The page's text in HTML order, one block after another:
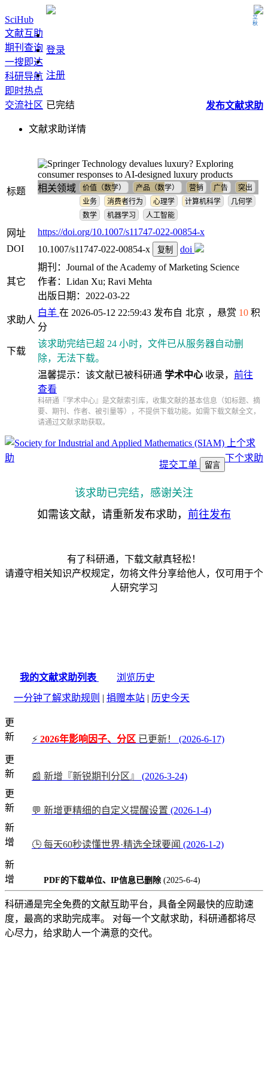
立秋
SciHub
文献互助
期刊查询
一搜即达
科研导航
即时热点
交流社区
登录
注册
发布文献求助
已完结
文献求助详情
标题
Technology devalues luxury? Exploring
consumer responses to AI-designed luxury products
相关领域
价值（数学） 产品（数学） 营销 广告
突出
业务
消费者行为 心理学 计算机科学
几何学
数学
机器学习 人工智能
网址
https://doi.org/10.1007/s11747-022-00854-x
DOI
10.1007/s11747-022-00854-x 复制 doi
其它
期刊：Journal of the Academy of Marketing Science
作者：Lidan Xu; Ravi Mehta
出版日期：2022-03-22
求助人
白羊 在 2026-05-12 22:59:43 发布自 北京 ，悬赏 10 积
分
下载
该求助完结已超 24 小时，文件已从服务器自动删
除，无法下载。
温馨提示：该文献已被科研通 学术中心 收录， 前往
查看
科研通『学术中心』是文献索引库，收集文献的基本信息（如标题、摘
要、期刊、作者、被引量等），不提供下载功能。如需下载文献全文，
请通过文献求助获取。
上个求
助
下个求助
提交工单 留言
该求助已完结，感谢关注
如需该文献，请重新发布求助， 前往发布
有了科研通，下载文献真轻松！
请遵守相关知识产权规定，勿将文件分享给他人，仅可用于个
人研究学习
我的文献求助列表
浏览历史
一分钟了解求助规则 | 捐赠本站 | 历史今天
更
新
⚡ 2026年影响因子、分区 已更新！
(2026-6-17)
更
新
📰 新增『新锐期刊分区』
(2026-3-24)
更
新
💬 新增更精细的自定义提醒设置 (2026-1-4)
新
增
🕒 每天60秒读懂世界·精选全球要闻 (2026-1-2)
新
增
PDF的下载单位、IP信息已删除 (2025-6-4)
科研通是完全免费的文献互助平台，具备全网最快的应助速
度，最高的求助完成率。 对每一个文献求助，科研通都将尽
心尽力，给求助人一个满意的交代。